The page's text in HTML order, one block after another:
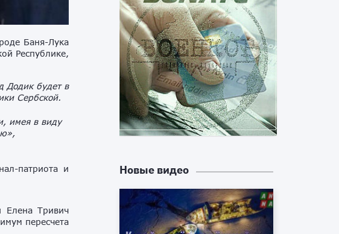
Баня-Лука
Республике,
Додик будет в
Сербской.
имея в виду
патриота и
Елена Тривич
пересчета
Новые видео